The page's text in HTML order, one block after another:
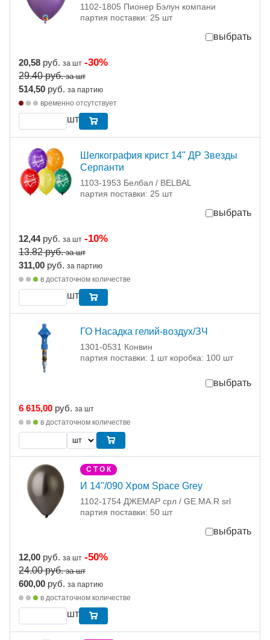
1102-1805 Пионер Бэлун компани
партия поставки: 25 шт
выбрать
20,58 руб. за шт -30%
29.40руб. за шт
514,50 руб. за партию
временно отсутствует
шт
Шелкография крист 14" ДР Звезды
Серпанти
1103-1953 Белбал / BELBAL
партия поставки: 25 шт
выбрать
12,44 руб. за шт -10%
13.82руб. за шт
311,00 руб. за партию
в достаточном количестве
шт
ГО Насадка гелий-воздух/ЗЧ
1301-0531 Конвин
партия поставки: 1 шт коробка: 100 шт
выбрать
6 615,00 руб. за шт
в достаточном количестве
С Т О К
И 14"/090 Хром Space Grey
1102-1754 ДЖЕМАР срл / GE.MA.R srl
партия поставки: 50 шт
выбрать
12,00 руб. за шт -50%
24.00руб. за шт
600,00 руб. за партию
в достаточном количестве
шт